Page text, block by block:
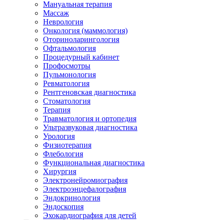
Мануальная терапия
Массаж
Неврология
Онкология (маммология)
Оториноларингология
Офтальмология
Процедурный кабинет
Профосмотры
Пульмонология
Ревматология
Рентгеновская диагностика
Стоматология
Терапия
Травматология и ортопедия
Ультразвуковая диагностика
Урология
Физиотерапия
Флебология
Функциональная диагностика
Хирургия
Электронейромиография
Электроэнцефалография
Эндокринология
Эндоскопия
Эхокардиография для детей